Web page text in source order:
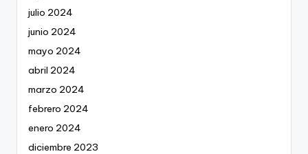
julio 2024
junio 2024
mayo 2024
abril 2024
marzo 2024
febrero 2024
enero 2024
diciembre 2023